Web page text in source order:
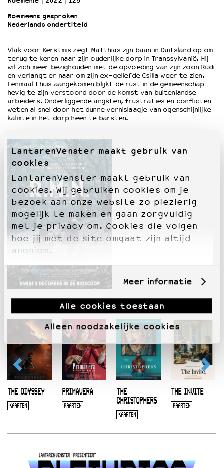
LantarenVenster maakt gebruik van
cookies
LantarenVenster maakt gebruik van
cookies. Wij gebruiken cookies om je
bezoek aan onze website zo plezierig
mogelijk te maken en gaan zorgvuldig
met je privacy om. Cookies die volgen
hoe jij met de site omgaat zijn altijd
anoniem.
Meer informatie
Alle cookies toestaan
Alleen noodzakelijke cookies
OVER LANTARENVENSTER
Werken bij
Wie is wie
Word vriend
Historie
Partners
Huisregels
Privacyverklaring
Duurzaamheid
Culturele boycot Israël
Ruimte voor artistieke vrijheid – VNPF
Roemeens gesproken
Nederlands ondertiteld
Vlak voor Kerstmis zegt Matthias zijn baan in Duitsland op om
terug te keren naar zijn ouderlijke dorp in Transsylvanië. Hij
wil zich meer bezighouden met de opvoeding van zijn zoon Rudi
en verlangt er naar om zijn ex-geliefde Csilla weer te zien.
Eenmaal thuis aangekomen blijkt de rust in de gemeenschap
hevig te zijn verstoord door de komst van buitenlandse
arbeiders. Onderliggende angsten, frustraties en conflicten
weten al snel door het dunne vernislaagje van ogenschijnlijke
kalmte in het dorp heen te barsten.
THE ODYSSEY
KAARTEN
PRIMAVERA
KAARTEN
THE
CHRISTOPHERS
KAARTEN
THE INVITE
KAARTEN